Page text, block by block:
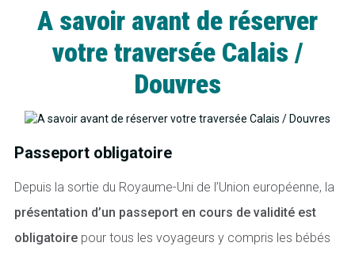
A savoir avant de réserver
votre traversée Calais /
Douvres
Passeport obligatoire
Depuis la sortie du Royaume-Uni de l’Union européenne, la
présentation d’un passeport en cours de validité est
obligatoire pour tous les voyageurs y compris les bébés